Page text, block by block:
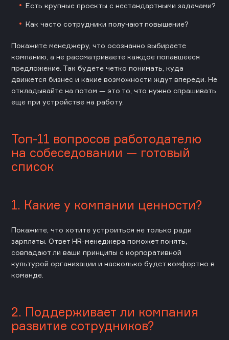
Есть крупные проекты с нестандартными задачами?
Как часто сотрудники получают повышение?
Покажите менеджеру, что осознанно выбираете
компанию, а не рассматриваете каждое попавшееся
предложение. Так будете четко понимать, куда
движется бизнес и какие возможности ждут впереди. Не
откладывайте на потом — это то, что нужно спрашивать
еще при устройстве на работу.
Топ-11 вопросов работодателю
на собеседовании — готовый
список
1. Какие у компании ценности?
Покажите, что хотите устроиться не только ради
зарплаты. Ответ HR-менеджера поможет понять,
совпадают ли ваши принципы с корпоративной
культурой организации и насколько будет комфортно в
команде.
2. Поддерживает ли компания
развитие сотрудников?